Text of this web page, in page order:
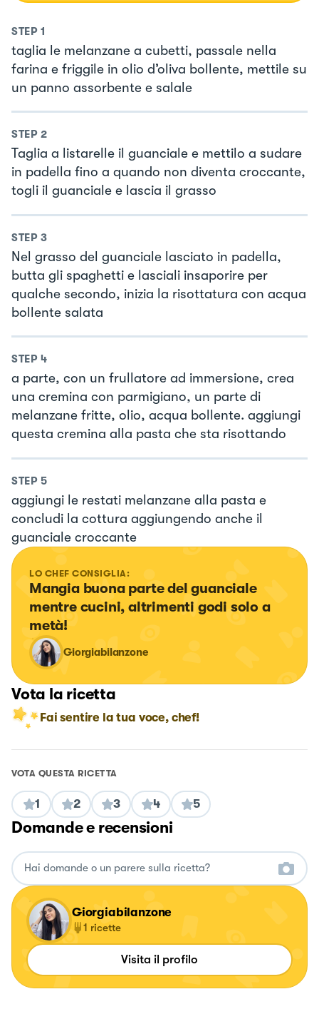
STEP 1
taglia le melanzane a cubetti, passale nella
farina e friggile in olio d’oliva bollente, mettile su
un panno assorbente e salale
STEP 2
Taglia a listarelle il guanciale e mettilo a sudare
in padella fino a quando non diventa croccante,
togli il guanciale e lascia il grasso
STEP 3
Nel grasso del guanciale lasciato in padella,
butta gli spaghetti e lasciali insaporire per
qualche secondo, inizia la risottatura con acqua
bollente salata
STEP 4
a parte, con un frullatore ad immersione, crea
una cremina con parmigiano, un parte di
melanzane fritte, olio, acqua bollente. aggiungi
questa cremina alla pasta che sta risottando
STEP 5
aggiungi le restati melanzane alla pasta e
concludi la cottura aggiungendo anche il
guanciale croccante
LO CHEF CONSIGLIA:
Mangia buona parte del guanciale
mentre cucini, altrimenti godi solo a
metà!
Giorgiabilanzone
Vota la ricetta
Fai sentire la tua voce, chef!
VOTA QUESTA RICETTA
1 2 3 4 5
Domande e recensioni
Giorgiabilanzone
1 ricette
Visita il profilo